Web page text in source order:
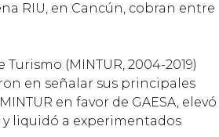
RIU, en Cancún, cobran entre
(MINTUR, 2004-2019)
en señalar sus principales
en favor de GAESA, elevó
liquidó a experimentados